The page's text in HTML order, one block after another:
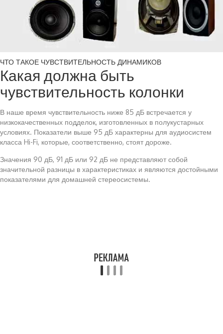
ЧТО ТАКОЕ ЧУВСТВИТЕЛЬНОСТЬ ДИНАМИКОВ
Какая должна быть
чувствительность колонки
В наше время чувствительность ниже 85 дБ встречается у
низкокачественных подделок, изготовленных в полукустарных
условиях. Показатели выше 95 дБ характерны для аудиосистем
класса Hi-Fi, которые, соответственно, стоят дороже.
Значения 90 дБ, 91 дБ или 92 дБ не представляют собой
значительной разницы в характеристиках и являются достойными
показателями для домашней стереосистемы.